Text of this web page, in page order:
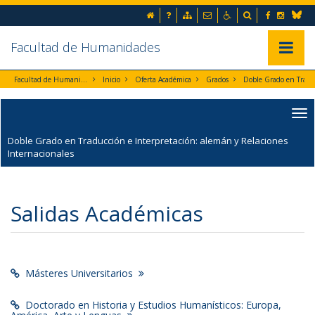
Ir al contenido principal de la página (alt + s)
Ir a la cabecera de la página (alt + c)
Ir al pie de la página (alt + p)
Ir al menú principal (alt + u)
Facebook
Inicio Preguntas frecuentes
Mapa webContactoAccesibilidad
Buscador
Facultad de Humanidades
Facultad de Humanidades Inicio Oferta Académica Grados
Doble Grado en Traducción e Interpretación: alemán y Relaciones
Internacionales
Salidas Académicas
Másteres Universitarios
Doctorado en Historia y Estudios Humanísticos: Europa,